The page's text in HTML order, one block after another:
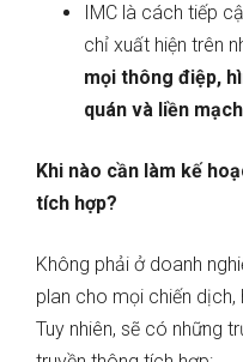
IMC là cách tiếp
chỉ xuất hiện trên
mọi thông điệp,
quán và liền mạch
Khi nào cần làm kế
tích hợp?
Không phải ở doanh
plan cho mọi chiến
Tuy nhiên, sẽ có những